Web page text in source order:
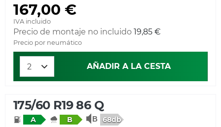
167,00 €
IVA incluido
Precio de montaje no incluido 19,85 €
Precio por neumático
AÑADIR A LA CESTA
175/60 R19 86 Q
A B 68db